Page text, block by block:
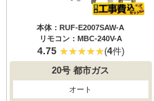
本体：RUF-E2007SAW-A
リモコン：MBC-240V-A
4.75 (4件)
20号 都市ガス
オート